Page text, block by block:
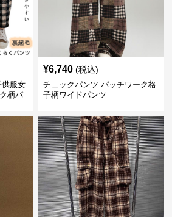
供服女
柄パ
¥6,740 (税込)
チェックパンツ パッチワーク格
子柄ワイドパンツ